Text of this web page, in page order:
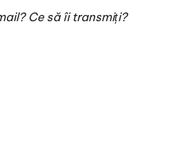
Ce să îi transmiți?